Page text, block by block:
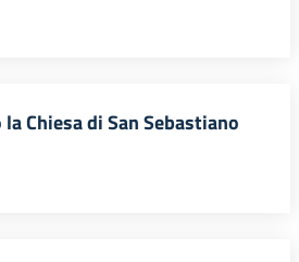
Chiesa di San Sebastiano